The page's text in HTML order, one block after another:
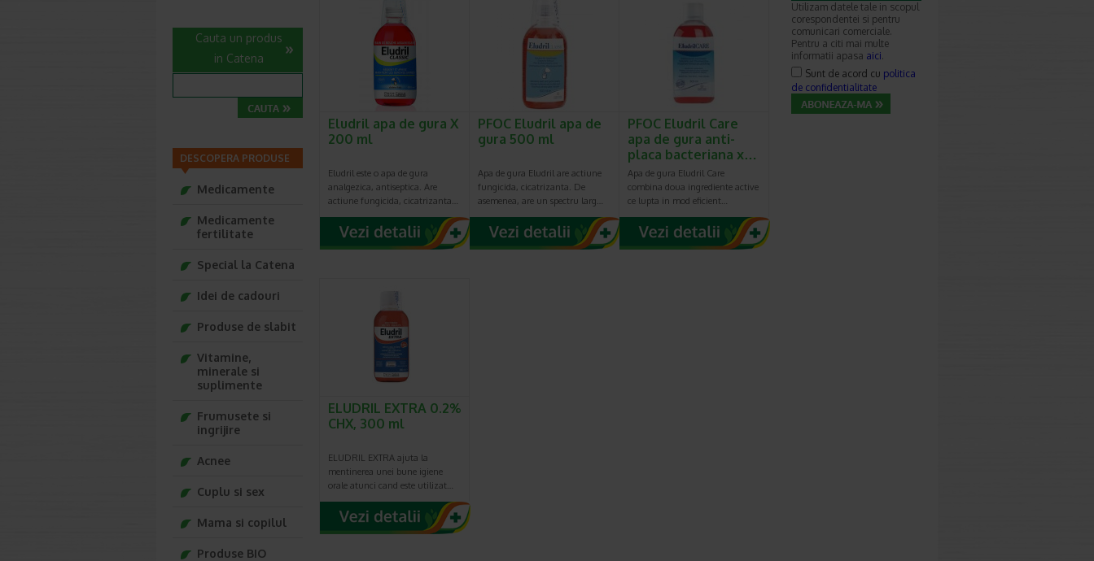
Eludril apa de gura X
200 ml
Eludril este o apa de gura
analgezica, antiseptica. Are
actiune fungicida, cicatrizanta…
PFOC Eludril apa de
gura 500 ml
Apa de gura Eludril are actiune
fungicida, cicatrizanta. De
asemenea, are un spectru larg…
PFOC Eludril Care
apa de gura anti-
placa bacteriana x…
Apa de gura Eludril Care
combina doua ingrediente active
ce lupta in mod eficient…
ELUDRIL EXTRA 0.2%
CHX, 300 ml
ELUDRIL EXTRA ajuta la
mentinerea unei bune igiene
orale atunci cand este utilizat…
Cauta un produs
in Catena
DESCOPERA PRODUSE
Medicamente
Medicamente
fertilitate
Special la Catena
Idei de cadouri
Produse de slabit
Vitamine,
minerale si
suplimente
Frumusete si
ingrijire
Acnee
Cuplu si sex
Mama si copilul
Produse BIO
Utilizam datele tale in scopul
corespondentei si pentru
comunicari comerciale.
Pentru a citi mai multe
informatii apasa aici.
Sunt de acord cu politica
de confidentialitate